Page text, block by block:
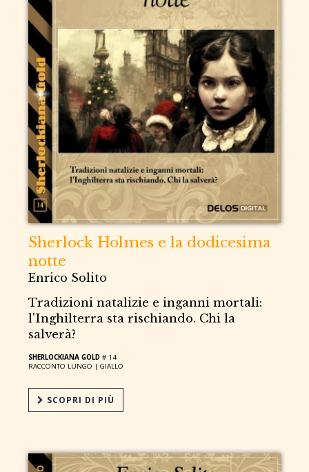
Sherlock Holmes e la dodicesima
notte
Enrico Solito
Tradizioni natalizie e inganni mortali:
l'Inghilterra sta rischiando. Chi la
salverà?
SHERLOCKIANA GOLD # 14
RACCONTO LUNGO |GIALLO
SCOPRI DI PIÙ